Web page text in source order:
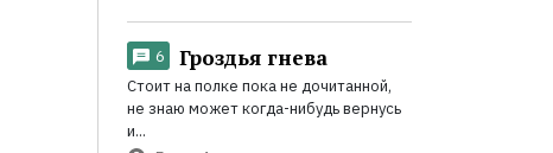
6 Гроздья гнева
Стоит на полке пока не дочитанной,
не знаю может когда-нибудь вернусь
и...